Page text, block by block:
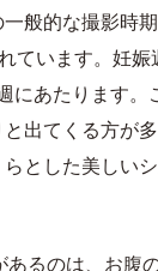
般的な撮影時
ています。妊娠
にあたります。
出てくる方が
とした美しい
あるのは、お腹